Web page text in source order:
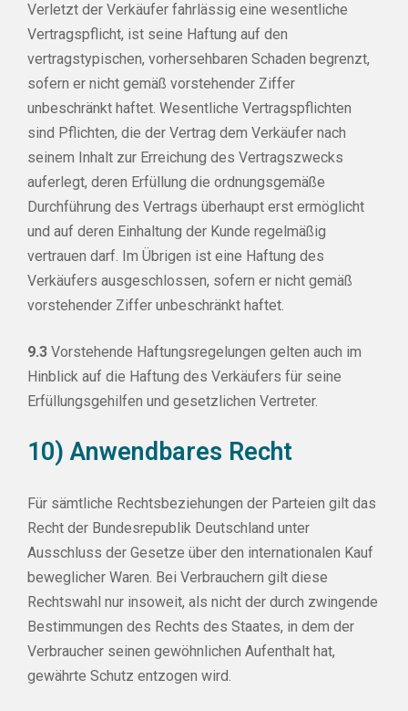
Verletzt der Verkäufer fahrlässig eine wesentliche
Vertragspflicht, ist seine Haftung auf den
vertragstypischen, vorhersehbaren Schaden begrenzt,
sofern er nicht gemäß vorstehender Ziffer
unbeschränkt haftet. Wesentliche Vertragspflichten
sind Pflichten, die der Vertrag dem Verkäufer nach
seinem Inhalt zur Erreichung des Vertragszwecks
auferlegt, deren Erfüllung die ordnungsgemäße
Durchführung des Vertrags überhaupt erst ermöglicht
und auf deren Einhaltung der Kunde regelmäßig
vertrauen darf. Im Übrigen ist eine Haftung des
Verkäufers ausgeschlossen, sofern er nicht gemäß
vorstehender Ziffer unbeschränkt haftet.
9.3 Vorstehende Haftungsregelungen gelten auch im
Hinblick auf die Haftung des Verkäufers für seine
Erfüllungsgehilfen und gesetzlichen Vertreter.
10) Anwendbares Recht
Für sämtliche Rechtsbeziehungen der Parteien gilt das
Recht der Bundesrepublik Deutschland unter
Ausschluss der Gesetze über den internationalen Kauf
beweglicher Waren. Bei Verbrauchern gilt diese
Rechtswahl nur insoweit, als nicht der durch zwingende
Bestimmungen des Rechts des Staates, in dem der
Verbraucher seinen gewöhnlichen Aufenthalt hat,
gewährte Schutz entzogen wird.